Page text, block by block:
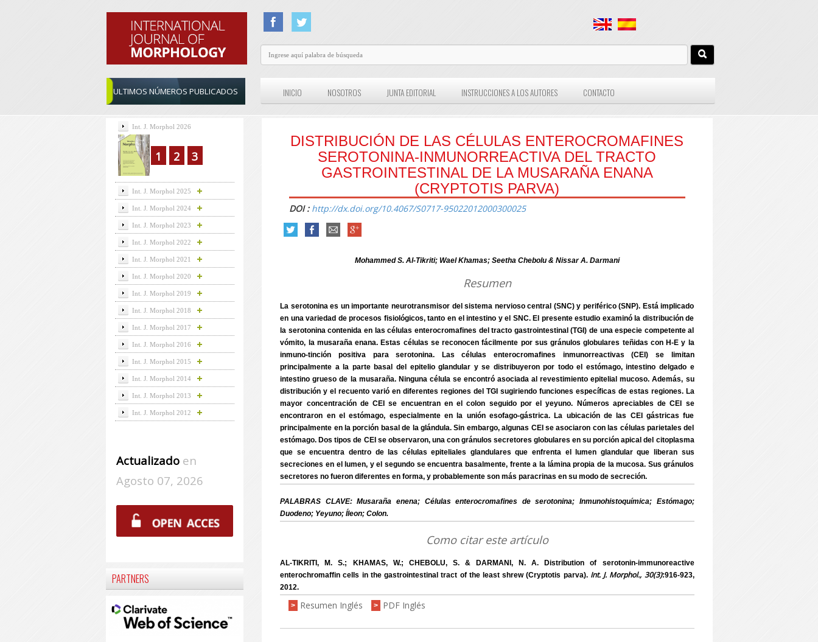
ULTIMOS NÚMEROS PUBLICADOS INICIO NOSOTROS JUNTA EDITORIAL INSTRUCCIONES A LOS AUTORES CONTACTO
DISTRIBUCIÓN DE LAS CÉLULAS ENTEROCROMAFINES
SEROTONINA-INMUNORREACTIVA DEL TRACTO
GASTROINTESTINAL DE LA MUSARAÑA ENANA
(CRYPTOTIS PARVA)
DOI : http://dx.doi.org/10.4067/S0717-95022012000300025
Mohammed S. Al-Tikriti; Wael Khamas; Seetha Chebolu & Nissar A. Darmani
Resumen
La serotonina es un importante neurotransmisor del sistema nervioso central (SNC) y periférico (SNP). Está implicado
en una variedad de procesos fisiológicos, tanto en el intestino y el SNC. El presente estudio examinó la distribución de
la serotonina contenida en las células enterocromafines del tracto gastrointestinal (TGI) de una especie competente al
vómito, la musaraña enana. Estas células se reconocen fácilmente por sus gránulos globulares teñidas con H-E y la
inmuno-tinción positiva para serotonina. Las células enterocromafines inmunorreactivas (CEI) se limitan
principalmente a la parte basal del epitelio glandular y se distribuyeron por todo el estómago, intestino delgado e
intestino grueso de la musaraña. Ninguna célula se encontró asociada al revestimiento epitelial mucoso. Además, su
distribución y el recuento varió en diferentes regiones del TGI sugiriendo funciones específicas de estas regiones. La
mayor concentración de CEI se encuentran en el colon seguido por el yeyuno. Números apreciables de CEI se
encontraron en el estómago, especialmente en la unión esofago-gástrica. La ubicación de las CEI gástricas fue
principalmente en la porción basal de la glándula. Sin embargo, algunas CEI se asociaron con las células parietales del
estómago. Dos tipos de CEI se observaron, una con gránulos secretores globulares en su porción apical del citoplasma
que se encuentra dentro de las células epiteliales glandulares que enfrenta el lumen glandular que liberan sus
secreciones en el lumen, y el segundo se encuentra basalmente, frente a la lámina propia de la mucosa. Sus gránulos
secretores no fueron diferentes en forma, y probablemente son más paracrinas en su modo de secreción.
PALABRAS CLAVE: Musaraña enena; Células enterocromafines de serotonina; Inmunohistoquímica; Estómago;
Duodeno; Yeyuno; Íleon; Colon.
Como citar este artículo
AL-TIKRITI, M. S.; KHAMAS, W.; CHEBOLU, S. & DARMANI, N. A. Distribution of serotonin-immunoreactive
enterochromaffin cells in the gastrointestinal tract of the least shrew (Cryptotis parva). Int. J. Morphol., 30(3):916-923,
2012.
> Resumen Inglés > PDF Inglés
Int. J. Morphol 2026
1 2 3
Int. J. Morphol 2025
Int. J. Morphol 2024
Int. J. Morphol 2023
Int. J. Morphol 2022
Int. J. Morphol 2021
Int. J. Morphol 2020
Int. J. Morphol 2019
Int. J. Morphol 2018
Int. J. Morphol 2017
Int. J. Morphol 2016
Int. J. Morphol 2015
Int. J. Morphol 2014
Int. J. Morphol 2013
Int. J. Morphol 2012
Actualizadoen
Agosto 07, 2026
PARTNERS